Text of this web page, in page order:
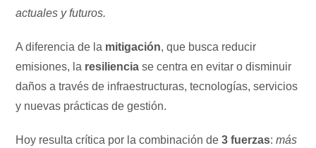
actuales y futuros.
A diferencia de la mitigación, que busca reducir
emisiones, la resiliencia se centra en evitar o disminuir
daños a través de infraestructuras, tecnologías, servicios
y nuevas prácticas de gestión.
Hoy resulta crítica por la combinación de3 fuerzas:más